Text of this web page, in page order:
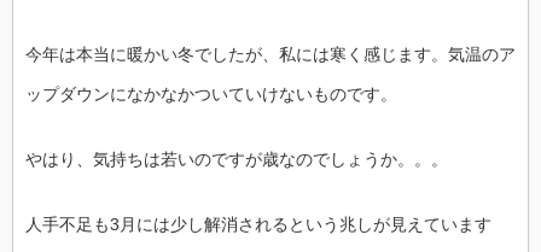
今年は本当に暖かい冬でしたが、私には寒く感じます。気温のア
ップダウンになかなかついていけないものです。
やはり、気持ちは若いのですが歳なのでしょうか。。。
人手不足も3月には少し解消されるという兆しが見えています